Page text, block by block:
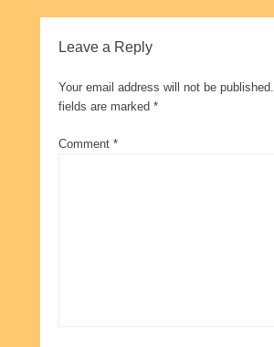
Leave a Reply
Your email address will not be published.
fields are marked *
Comment *